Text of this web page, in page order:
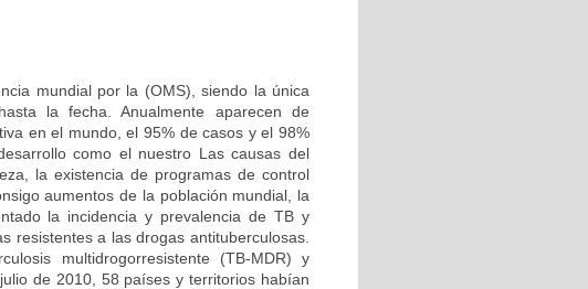
mundial por la (OMS), siendo la única
la fecha. Anualmente aparecen de
en el mundo, el 95% de casos y el 98%
como el nuestro Las causas del
la existencia de programas de control
aumentos de la población mundial, la
la incidencia y prevalencia de TB y
resistentes a las drogas antituberculosas.
multidrogorresistente (TB-MDR) y
de 2010, 58 países y territorios habían